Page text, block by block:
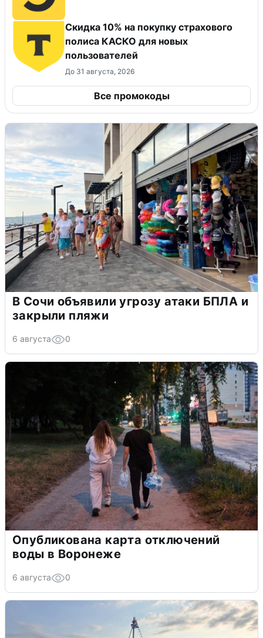
Скидка 10% на покупку страхового
полиса КАСКО для новых
пользователей
До 31 августа, 2026
Все промокоды
В Сочи объявили угрозу атаки БПЛА и
закрыли пляжи
6 августа 0
Опубликована карта отключений
воды в Воронеже
6 августа 0